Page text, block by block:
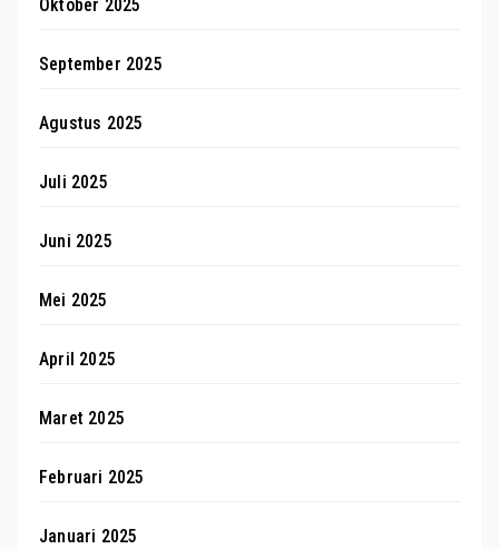
Oktober 2025
September 2025
Agustus 2025
Juli 2025
Juni 2025
Mei 2025
April 2025
Maret 2025
Februari 2025
Januari 2025